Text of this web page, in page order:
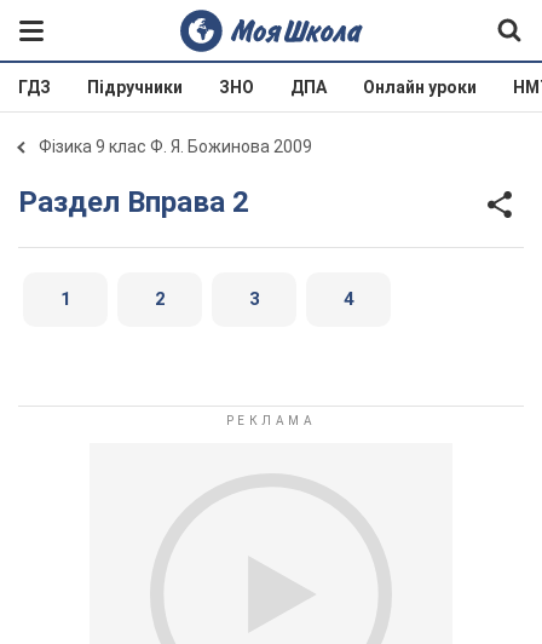
ГДЗ Підручники ЗНО ДПА Онлайн уроки
Фізика 9 клас Ф. Я. Божинова 2009
Раздел Вправа 2
1 2 3 4